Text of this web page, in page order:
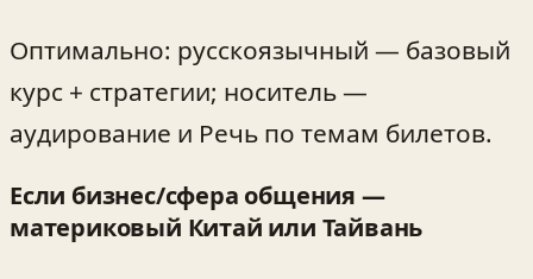
Оптимально: русскоязычный — базовый
курс + стратегии; носитель —
аудирование и Речь по темам билетов.
Если бизнес/сфера общения —
материковый Китай или Тайвань